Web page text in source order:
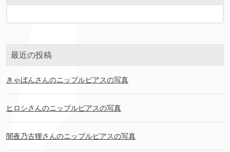
最近の投稿
きゃぼんさんのニップルピアスの写真
ヒロシさんのニップルピアスの写真
闇夜乃古狸さんのニップルピアスの写真